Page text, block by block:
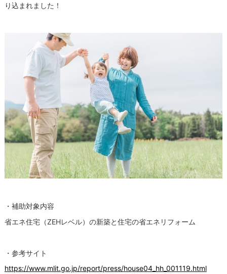
り込まれました！
・補助対象内容
省エネ住宅（ZEHレベル）の新築と住宅の省エネリフォーム
・参考サイト
https://www.mlit.go.jp/report/press/house04_hh_001119.html